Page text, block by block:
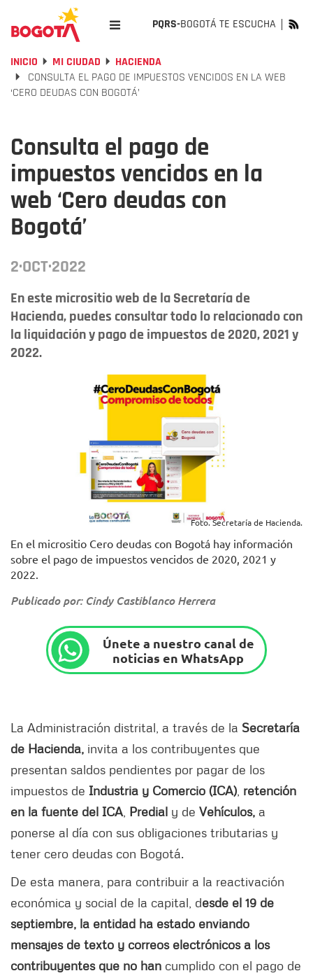
PQRS-BOGOTÁ TE ESCUCHA
INICIO MI CIUDAD
HACIENDA
CONSULTA EL PAGO DE IMPUESTOS VENCIDOS EN LA WEB
‘CERO DEUDAS CON BOGOTÁ’
Consulta el pago de
impuestos vencidos en la
web ‘Cero deudas con
Bogotá’
2·OCT·2022
En este micrositio web de la Secretaría de
Hacienda, puedes consultar todo lo relacionado con
la liquidación y pago de impuestos de 2020, 2021 y
2022.
Foto. Secretaría de Hacienda.
En el micrositio Cero deudas con Bogotá hay información
sobre el pago de impuestos vencidos de 2020, 2021 y
2022.
Publicado por: Cindy Castiblanco Herrera
Únete a nuestro canal de
noticias en WhatsApp
La Administración distrital, a través de la Secretaría
de Hacienda, invita a los contribuyentes que
presentan saldos pendientes por pagar de los
impuestos de Industria y Comercio (ICA) retención
en la fuente del ICA Predial y de Vehículos, a
ponerse al día con sus obligaciones tributarias y
tener cero deudas con Bogotá.
De esta manera, para contribuir a la reactivación
económica y social de la capital, desde el 19 de
septiembre, la entidad ha estado enviando
mensajes de texto y correos electrónicos a los
contribuyentes que no han cumplido con el pago de